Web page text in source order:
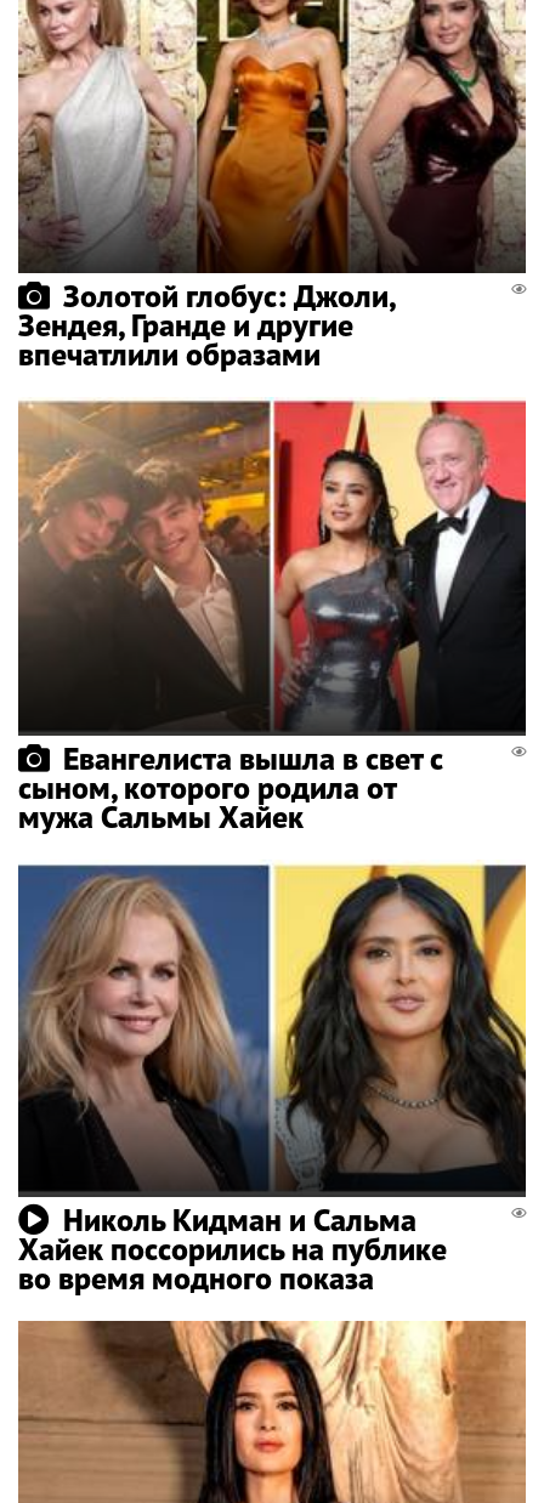
Золотой глобус: Джоли,
Зендея, Гранде и другие
впечатлили образами
Евангелиста вышла в свет с
сыном, которого родила от
мужа Сальмы Хайек
Николь Кидман и Сальма
Хайек поссорились на публике
во время модного показа